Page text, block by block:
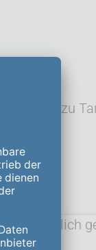
ob zu